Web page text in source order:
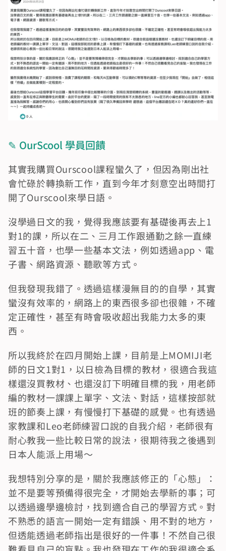
✎ OurScool 學員回饋
其實我購買Ourscool課程蠻久了，但因為剛出社
會忙碌於轉換新工作，直到今年才刻意空出時間打
開了Ourscool來學日語。
沒學過日文的我，覺得我應該要有基礎後再去上1
對1的課，所以在二、三月工作跟通勤之餘一直練
習五十音，也學一些基本文法，例如透過app、電
子書、網路資源、聽歌等方式。
但我發現我錯了。透過這樣漫無目的的自學，其實
蠻沒有效率的，網路上的東西很多卻也很雜，不確
定正確性，甚至有時會吸收超出我能力太多的東
西。
所以我終於在四月開始上課，目前是上MOMIJI老
師的日文1對1，以日檢為目標的教材，很適合我這
樣還沒買教材、也還沒訂下明確目標的我，用老師
編的教材一課課上單字、文法、對話，這樣按部就
班的節奏上課，有慢慢打下基礎的感覺。也有透過
家教課和Leo老師練習口說的自我介紹，老師很有
耐心教我一些比較日常的說法，很期待我之後遇到
日本人能派上用場～
我想特別分享的是，關於我應該修正的「心態」：
並不是要等預備得很完全，才開始去學新的事；可
以透過邊學邊檢討，找到適合自己的學習方式。對
不熟悉的語言一開始一定有錯誤、用不對的地方，
但透能透過老師指出是很好的一件事！不然自己很